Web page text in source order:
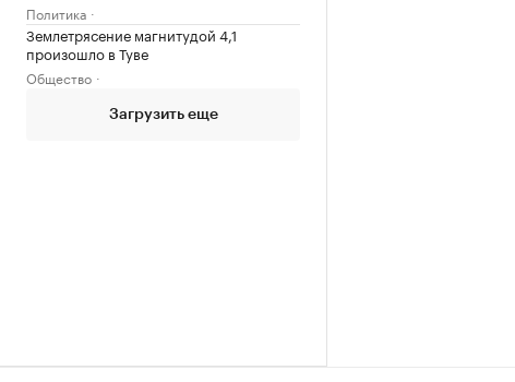
Политика
Землетрясение магнитудой 4,1
произошло в Туве
Общество
Загрузить еще